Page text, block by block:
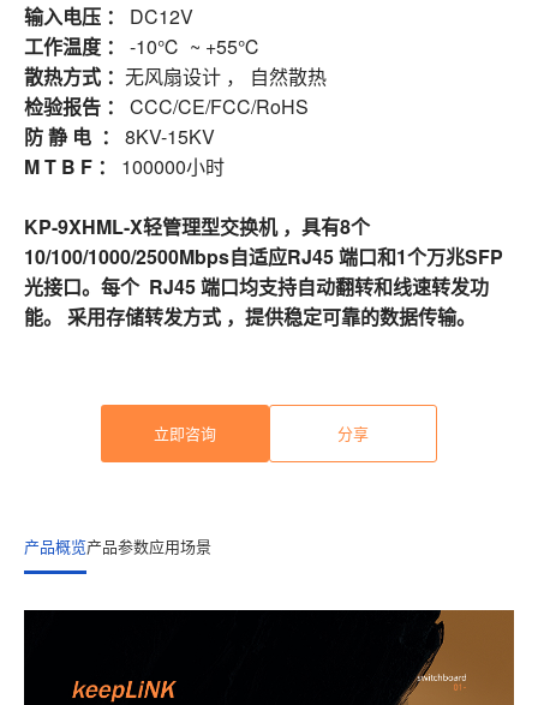
输入电压 ： DC12V
工作温度 ： -10℃ ~ +55℃
散热方式 ： 无风扇设计 ， 自然散热
检验报告 ： CCC/CE/FCC/RoHS
防 静 电 ： 8KV-15KV
M T B F ： 100000小时
KP-9XHML-X轻管理型交换机 ，具有8个
10/100/1000/2500Mbps自适应RJ45 端口和1个万兆SFP
光接口。每个 RJ45 端口均支持自动翻转和线速转发功
能。 采用存储转发方式 ，提供稳定可靠的数据传输。
立即咨询 分享
产品概览产品参数应用场景